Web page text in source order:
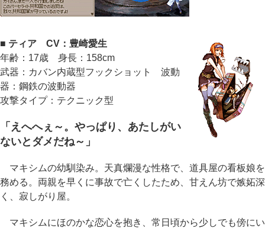
■ ティア CV：豊崎愛生
年齢：17歳 身長：158cm
武器：カバン内蔵型フックショット 波動
器：鋼鉄の波動器
攻撃タイプ：テクニック型
「えへへぇ～。やっぱり、あたしがい
ないとダメだね～」
マキシムの幼馴染み。天真爛漫な性格で、道具屋の看板娘を
務める。両親を早くに事故で亡くしたため、甘えん坊で嫉妬深
く、寂しがり屋。
マキシムにほのかな恋心を抱き、常日頃から少しでも傍にい